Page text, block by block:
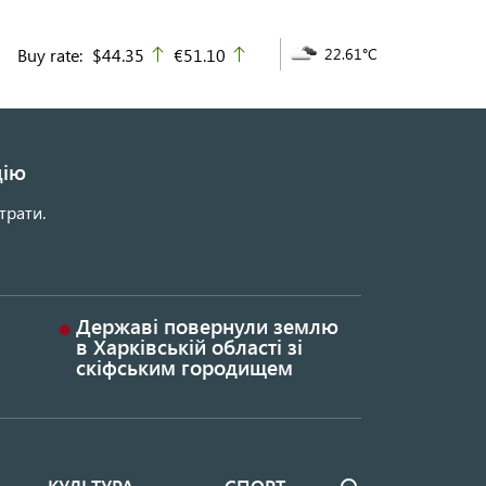
Buy rate: $44.35 up
€51.10 22.61°C
Державі повернули землю
в Харківській області зі
скіфським городищем